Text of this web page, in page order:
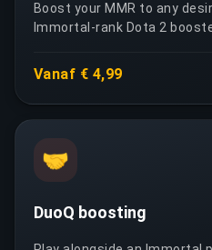
Boost your MMR to any
Immortal-rank Dota 2
Vanaf € 4,99
🤝
DuoQ boosting